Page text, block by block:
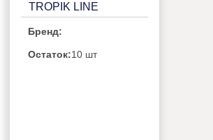
TROPIK LINE
Бренд:
Остаток:10 шт